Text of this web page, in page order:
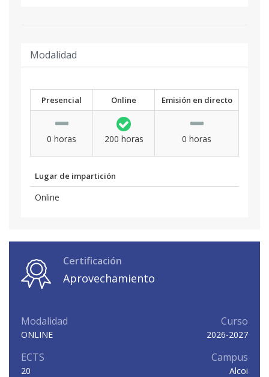
Modalidad
Presencial Online Emisión en directo
0 horas 200 horas 0 horas
Lugar de impartición
Online
Certificación
Aprovechamiento
Modalidad
ONLINE
Curso
2026-2027
ECTS
20
Campus
Alcoi